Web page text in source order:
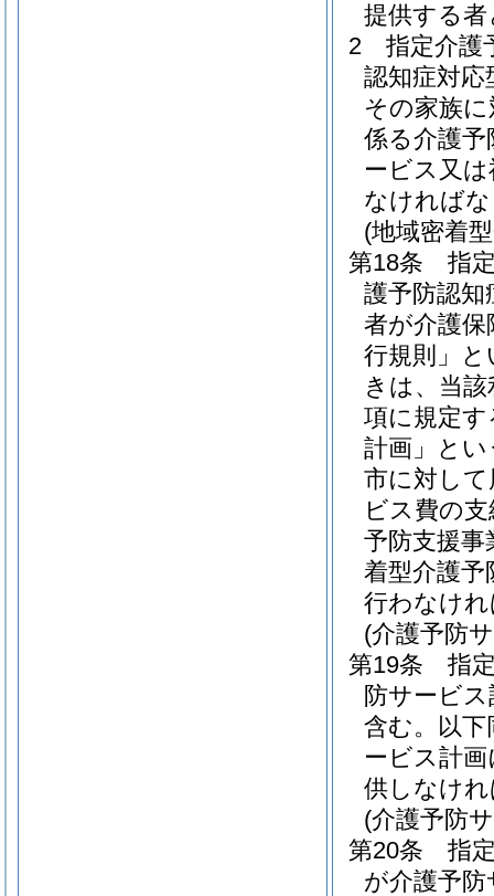
提供する
2
指定介護
認知症対
その家族
係る介護
ービス又
なければ
(地域密着
第18条
指
護予防認知
者が介護保
行規則」と
きは、当
項に規定
計画」とい
市に対し
ビス費の
予防支援
着型介護
行わなけ
(介護予防
第19条
指
防サービ
含む。以下
ービス計
供しなけ
(介護予防
第20条
指
が介護予